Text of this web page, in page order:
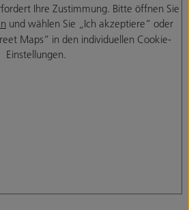
Ihre Zustimmung. Bitte öffnen Sie
und wählen Sie „Ich akzeptiere“ oder
Maps“ in den individuellen Cookie-
Einstellungen.